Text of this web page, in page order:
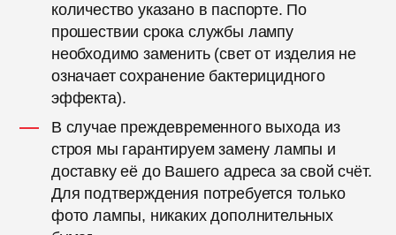
количество указано в паспорте. По
прошествии срока службы лампу
необходимо заменить (свет от изделия не
означает сохранение бактерицидного
эффекта).
В случае преждевременного выхода из
строя мы гарантируем замену лампы и
доставку её до Вашего адреса за свой счёт.
Для подтверждения потребуется только
фото лампы, никаких дополнительных